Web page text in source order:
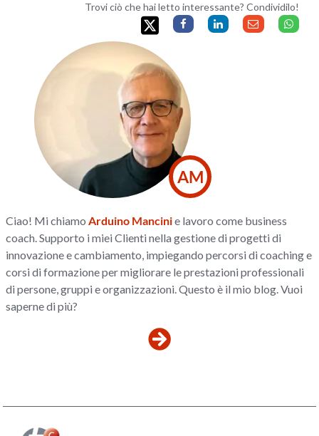
Trovi ciò che hai letto interessante? Condividilo!
AM
Ciao! Mi chiamo Arduino Mancinie lavoro come business
coach. Supporto i miei Clienti nella gestione di progetti di
innovazione e cambiamento, impiegando percorsi di coaching e
corsi di formazione per migliorare le prestazioni professionali
di persone, gruppi e organizzazioni. Questo è il mio blog. Vuoi
saperne di più?